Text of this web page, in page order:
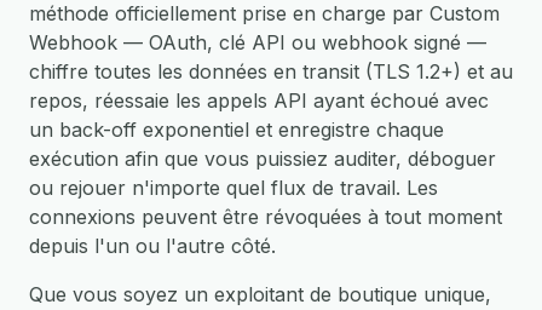
méthode officiellement prise en charge par Custom
Webhook — OAuth, clé API ou webhook signé —
chiffre toutes les données en transit (TLS 1.2+) et au
repos, réessaie les appels API ayant échoué avec
un back-off exponentiel et enregistre chaque
exécution afin que vous puissiez auditer, déboguer
ou rejouer n'importe quel flux de travail. Les
connexions peuvent être révoquées à tout moment
depuis l'un ou l'autre côté.
Que vous soyez un exploitant de boutique unique,